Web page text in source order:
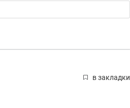
в закладки